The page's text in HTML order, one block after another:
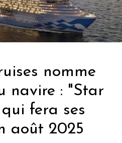
nomme
navire : "Star
qui fera ses
août 2025